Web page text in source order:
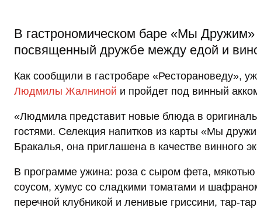
В гастрономическом баре «Мы
посвященный дружбе между едой и
Как сообщили в гастробаре «Ресторановеду»,
Людмилы Жалниной и пройдет под винный
«Людмила представит новые блюда в
гостями. Селекция напитков из карты «Мы
Бракалья, она приглашена в качестве винного
В программе ужина: роза с сыром фета,
соусом, хумус со сладкими томатами и
перечной клубникой и ленивые гриссини, тар-